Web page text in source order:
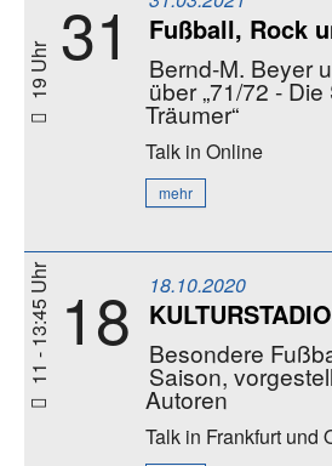
19 Uhr 31 Fußball, Rock
Bernd-M. Beyer
über „71/72 -
Träumer“
Talk in Online
mehr
11 - 13:45 Uhr 18 18.10.2020
Besondere
Saison,
Autoren
Talk in Frankfurt und